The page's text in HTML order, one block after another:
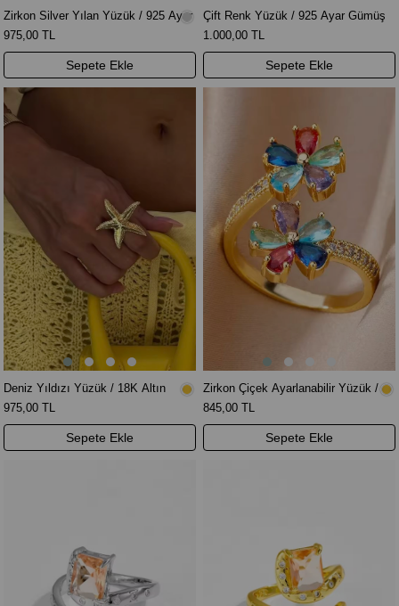
Zirkon Silver Yılan Yüzük / 925 Ayar
Gümüş
975,00 TL
Sepete Ekle
Çift Renk Yüzük / 925 Ayar Gümüş
1.000,00 TL
Sepete Ekle
Deniz Yıldızı Yüzük / 18K Altın
Kaplama
975,00 TL
Sepete Ekle
Zirkon Çiçek Ayarlanabilir Yüzük /
Altın Kaplama
845,00 TL
Sepete Ekle